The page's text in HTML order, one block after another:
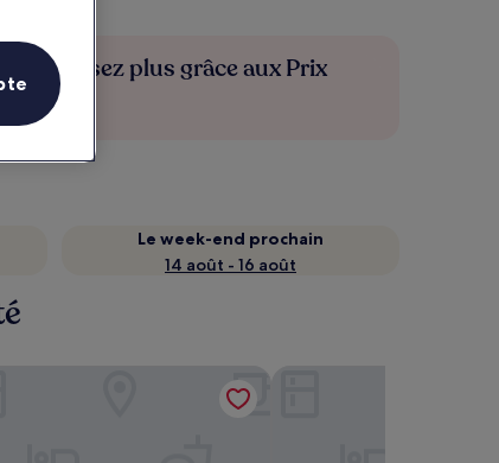
Économisez plus grâce aux Prix
Le week-end prochain
14 août - 16 août
Originals City, Hôtel Notre Dame, Rouen